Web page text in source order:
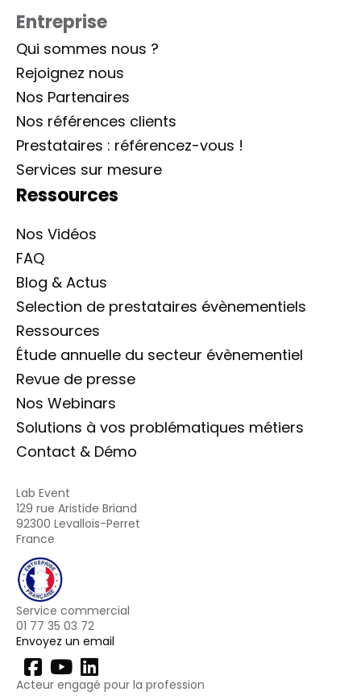
Entreprise
Qui sommes nous ?
Rejoignez nous
Nos Partenaires
Nos références clients
Prestataires : référencez-vous !
Services sur mesure
Ressources
Nos Vidéos
FAQ
Blog & Actus
Selection de prestataires évènementiels
Ressources
Étude annuelle du secteur évènementiel
Revue de presse
Nos Webinars
Solutions à vos problématiques métiers
Contact & Démo
Lab Event
129 rue Aristide Briand
92300 Levallois-Perret
France
Service commercial
01 77 35 03 72
Envoyez un email
Acteur engagé pour la profession